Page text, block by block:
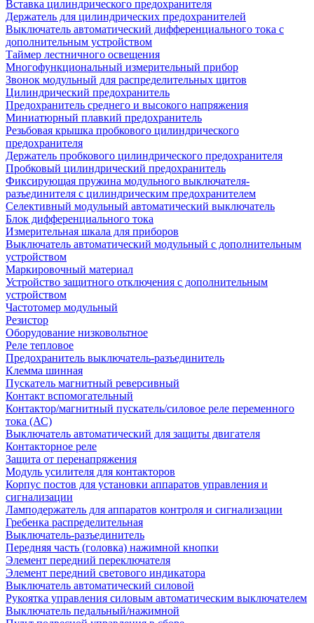
Вставка цилиндрического предохранителя
Держатель для цилиндрических предохранителей
Выключатель автоматический дифференциального тока с
дополнительным устройством
Таймер лестничного освещения
Многофункциональный измерительный прибор
Звонок модульный для распределительных щитов
Цилиндрический предохранитель
Предохранитель среднего и высокого напряжения
Миниатюрный плавкий предохранитель
Резьбовая крышка пробкового цилиндрического
предохранителя
Держатель пробкового цилиндрического предохранителя
Пробковый цилиндрический предохранитель
Фиксирующая пружина модульного выключателя-
разъединителя с цилиндрическим предохранителем
Селективный модульный автоматический выключатель
Блок дифференциального тока
Измерительная шкала для приборов
Выключатель автоматический модульный с дополнительным
устройством
Маркировочный материал
Устройство защитного отключения с дополнительным
устройством
Частотомер модульный
Резистор
Оборудование низковольтное
Реле тепловое
Предохранитель выключатель-разъединитель
Клемма шинная
Пускатель магнитный реверсивный
Контакт вспомогательный
Контактор/магнитный пускатель/силовое реле переменного
тока (АС)
Выключатель автоматический для защиты двигателя
Контакторное реле
Защита от перенапряжения
Модуль усилителя для контакторов
Корпус постов для установки аппаратов управления и
сигнализации
Ламподержатель для аппаратов контроля и сигнализации
Гребенка распределительная
Выключатель-разъединитель
Передняя часть (головка) нажимной кнопки
Элемент передний переключателя
Элемент передний светового индикатора
Выключатель автоматический силовой
Рукоятка управления силовым автоматическим выключателем
Выключатель педальный/нажимной